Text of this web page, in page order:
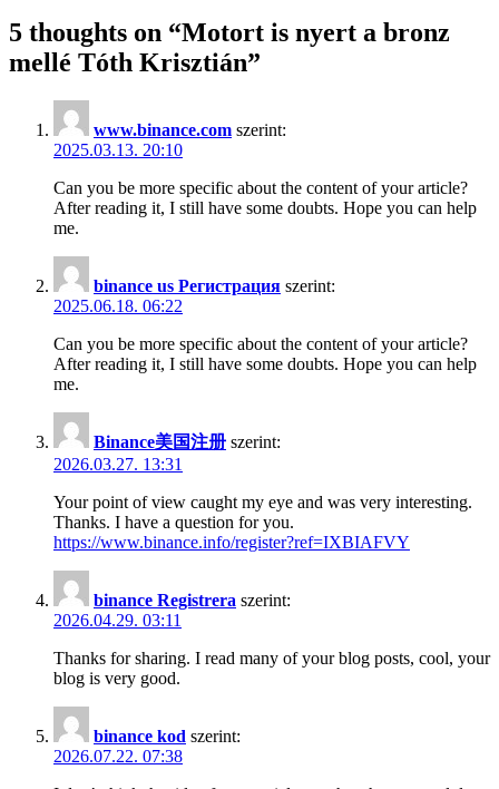
5 thoughts on “Motort is nyert a bronz
mellé Tóth Krisztián”
www.binance.com szerint:
2025.03.13. 20:10
Can you be more specific about the content of your article?
After reading it, I still have some doubts. Hope you can help
me.
binance us Регистрация szerint:
2025.06.18. 06:22
Can you be more specific about the content of your article?
After reading it, I still have some doubts. Hope you can help
me.
Binance美国注册 szerint:
2026.03.27. 13:31
Your point of view caught my eye and was very interesting.
Thanks. I have a question for you.
https://www.binance.info/register?ref=IXBIAFVY
binance Registrera szerint:
2026.04.29. 03:11
Thanks for sharing. I read many of your blog posts, cool, your
blog is very good.
binance kod szerint:
2026.07.22. 07:38